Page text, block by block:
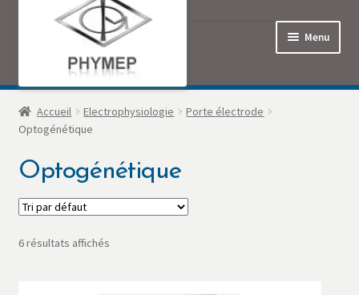
Menu
Accueil
Accueil Electrophysiologie
Porte électrode
Optogénétique
Optogénétique
6 résultats affichés